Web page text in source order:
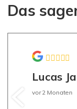
Das
Lucas
vor 2 Monaten